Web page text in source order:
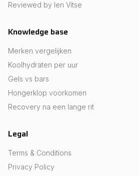
Reviewed by Ien Vitse
Knowledge base
Merken vergelijken
Koolhydraten per uur
Gels vs bars
Hongerklop voorkomen
Recovery na een lange rit
Legal
Terms & Conditions
Privacy Policy